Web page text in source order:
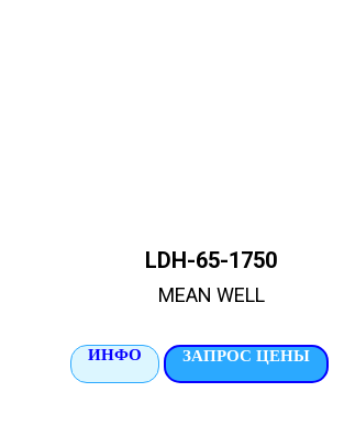
LDH-65-1750
MEAN WELL
ИНФО ЗАПРОС ЦЕНЫ